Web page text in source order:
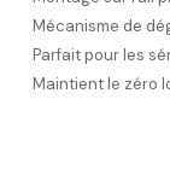
Mécanisme de
Parfait pour les
Maintient le zéro